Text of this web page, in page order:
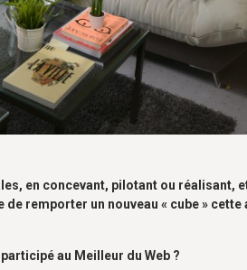
en concevant, pilotant ou réalisant,
remporter un nouveau « cube » cette
au Meilleur du Web ?